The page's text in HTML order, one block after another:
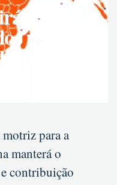
para
países
porta-
para a
manterá o
contribuição